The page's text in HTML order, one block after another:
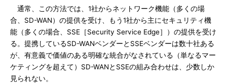
通常、この方法では、1社からネットワーク機能（多くの場
合、SD-WAN）の提供を受け、もう1社から主にセキュリティ機
能（多くの場合、SSE［Security Service Edge］）の提供を受け
る。提携しているSD-WANベンダーとSSEベンダーは数十社ある
が、有意義で価値のある明確な統合がなされている（単なるマー
ケティングを超えて）SD-WANとSSEの組み合わせは、少数しか
見られない。